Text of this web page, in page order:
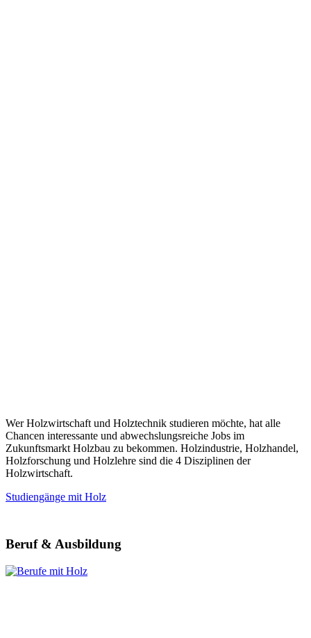
Wer Holzwirtschaft und Holztechnik studieren möchte, hat alle
Chancen interessante und abwechslungsreiche Jobs im
Zukunftsmarkt Holzbau zu bekommen. Holzindustrie, Holzhandel,
Holzforschung und Holzlehre sind die 4 Disziplinen der
Holzwirtschaft.
Studiengänge mit Holz
Beruf & Ausbildung